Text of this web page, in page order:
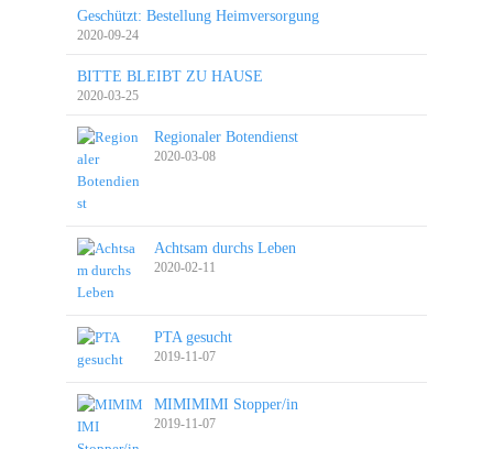
Geschützt: Bestellung Heimversorgung
2020-09-24
BITTE BLEIBT ZU HAUSE
2020-03-25
Regionaler Botendienst
2020-03-08
Achtsam durchs Leben
2020-02-11
PTA gesucht
2019-11-07
MIMIMIMI Stopper/in
2019-11-07